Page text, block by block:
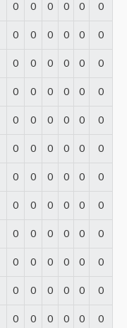
0 0 0 0 0 0
0 0 0 0 0 0
0 0 0 0 0 0
0 0 0 0 0 0
0 0 0 0 0 0
0 0 0 0 0 0
0 0 0 0 0 0
0 0 0 0 0 0
0 0 0 0 0 0
0 0 0 0 0 0
0 0 0 0 0 0
0 0 0 0 0 0